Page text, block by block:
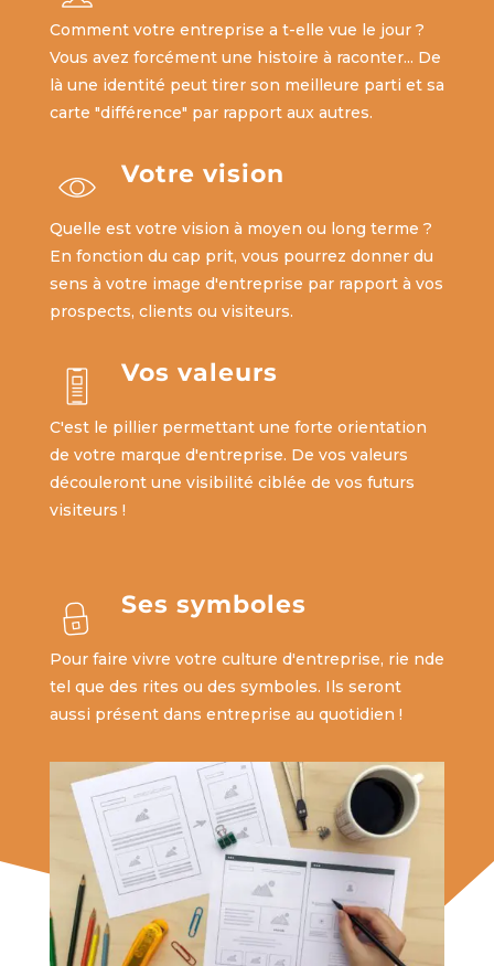
Comment votre entreprise a t-elle vue le jour ?
Vous avez forcément une histoire à raconter... De
là une identité peut tirer son meilleure parti et sa
carte "différence" par rapport aux autres.
Votre vision
Quelle est votre vision à moyen ou long terme ?
En fonction du cap prit, vous pourrez donner du
sens à votre image d'entreprise par rapport à vos
prospects, clients ou visiteurs.
Vos valeurs
C'est le pillier permettant une forte orientation
de votre marque d'entreprise. De vos valeurs
découleront une visibilité ciblée de vos futurs
visiteurs !
Ses symboles
Pour faire vivre votre culture d'entreprise, rie nde
tel que des rites ou des symboles. Ils seront
aussi présent dans entreprise au quotidien !